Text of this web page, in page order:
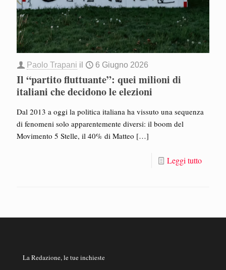
Paolo Trapani il 6 Giugno 2026
Il “partito fluttuante”: quei milioni di
italiani che decidono le elezioni
Dal 2013 a oggi la politica italiana ha vissuto una sequenza
di fenomeni solo apparentemente diversi: il boom del
Movimento 5 Stelle, il 40% di Matteo […]
Leggi tutto
La Redazione, le tue inchieste